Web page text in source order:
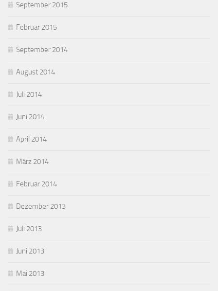
September 2015
Februar 2015
September 2014
August 2014
Juli 2014
Juni 2014
April 2014
März 2014
Februar 2014
Dezember 2013
Juli 2013
Juni 2013
Mai 2013